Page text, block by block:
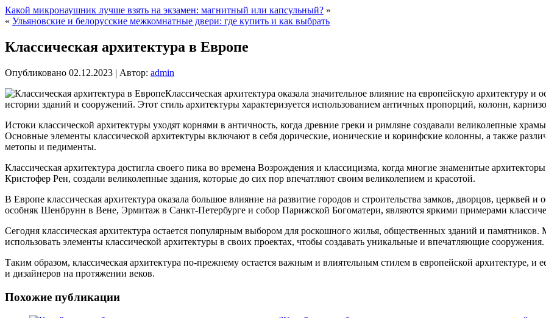
Какой микронаушник лучше взять на экзамен: магнитный или капсульный? »
« Ульяновские и белорусские межкомнатные двери: где купить и как выбрать
Классическая архитектура в Европе
Опубликовано 02.12.2023 | Автор: admin
Классическая архитектура оказала значительное влияние на европейскую архитектуру
истории зданий и сооружений. Этот стиль архитектуры характеризуется использованием античных пропорций, колонн,
Истоки классической архитектуры уходят корнями в античность, когда древние греки и римляне создавали великолепные
Основные элементы классической архитектуры включают в себя дорические, ионические и коринфские колонны, а также
метопы и педименты.
Классическая архитектура достигла своего пика во времена Возрождения и классицизма, когда многие знаменитые
Кристофер Рен, создали великолепные здания, которые до сих пор впечатляют своим великолепием и красотой.
В Европе классическая архитектура оказала большое влияние на развитие городов и строительства замков, дворцов,
особняк Шенбрунн в Вене, Эрмитаж в Санкт-Петербурге и собор Парижской Богоматери, являются яркими примерами
Сегодня классическая архитектура остается популярным выбором для роскошного жилья, общественных зданий и
использовать элементы классической архитектуры в своих проектах, чтобы создавать уникальные и впечатляющие сооружения.
Таким образом, классическая архитектура по-прежнему остается важным и влиятельным стилем в европейской архитектуре,
и дизайнеров на протяжении веков.
Похожие публикации